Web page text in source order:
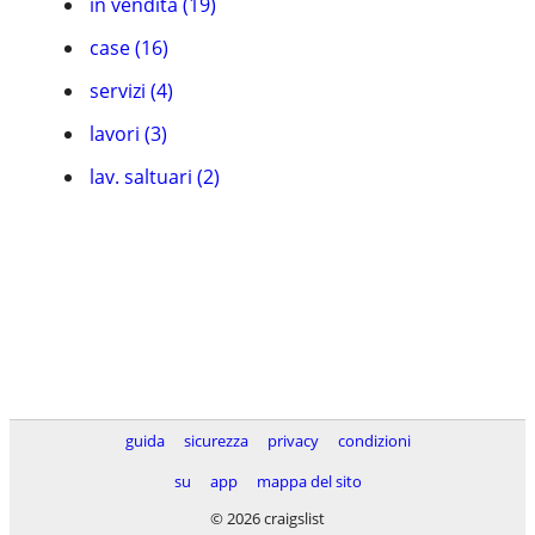
case (16)
servizi (4)
lavori (3)
lav. saltuari (2)
guida sicurezza privacy
condizioni
su
app
mappa del sito
© 2026 craigslist